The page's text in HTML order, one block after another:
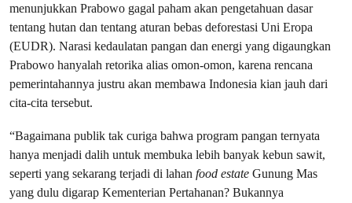
menunjukkan Prabowo gagal paham akan pengetahuan dasar
tentang hutan dan tentang aturan bebas deforestasi Uni Eropa
(EUDR). Narasi kedaulatan pangan dan energi yang digaungkan
Prabowo hanyalah retorika alias omon-omon, karena rencana
pemerintahannya justru akan membawa Indonesia kian jauh dari
cita-cita tersebut.
“Bagaimana publik tak curiga bahwa program pangan ternyata
hanya menjadi dalih untuk membuka lebih banyak kebun sawit,
seperti yang sekarang terjadi di lahan food estate Gunung Mas
yang dulu digarap Kementerian Pertahanan? Bukannya